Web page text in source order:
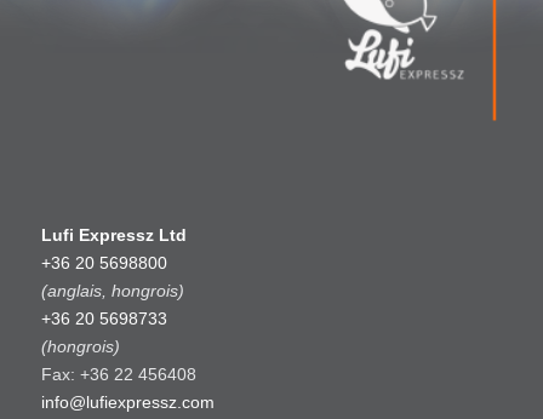
Lufi Expressz Ltd
+36 20 5698800
(anglais, hongrois)
+36 20 5698733
(hongrois)
Fax: +36 22 456408
info@lufiexpressz.com